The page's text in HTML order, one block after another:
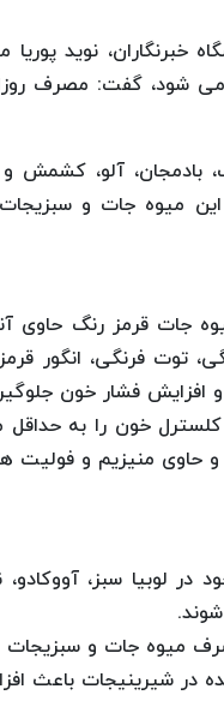
خبرنگاران، نوید
می شود، گفت: مصرف
آلو، کشمش و
این میوه جات و
جات قرمز رنگ حاوی
توت فرنگی، انگور
فشار خون
کلسترل خون را به
و حاوی منیزیم و
در لوبیا سبز،
میوه جات و
در شیرینیجات باعث